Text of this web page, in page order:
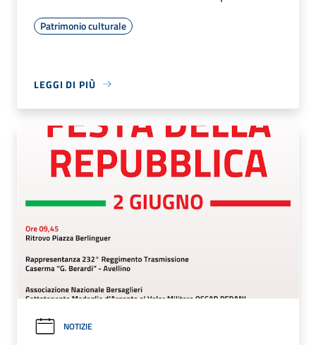
Patrimonio culturale
LEGGI DI PIÙ
NOTIZIE